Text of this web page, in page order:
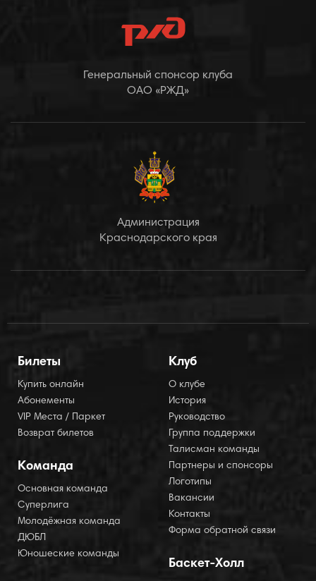
Генеральный спонсор клуба
ОАО «РЖД»
Администрация
Краснодарского края
Билеты
Купить онлайн
Абонементы
VIP Места / Паркет
Возврат билетов
Команда
Основная команда
Суперлига
Молодёжная команда
ДЮБЛ
Юношеские команды
Клуб
О клубе
История
Руководство
Группа поддержки
Талисман команды
Партнеры и спонсоры
Логотипы
Вакансии
Контакты
Форма обратной связи
Баскет-Холл